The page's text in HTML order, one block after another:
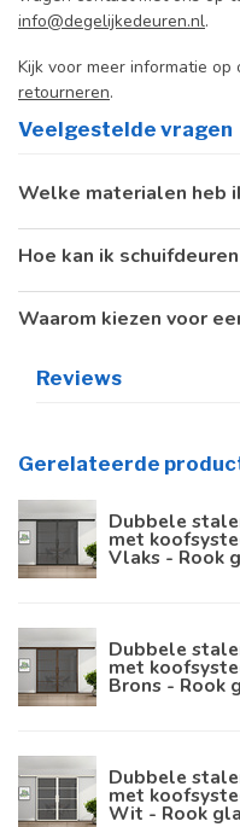
info@degelijkedeuren.nl.
Kijk voor meer informatie op
retourneren.
Veelgestelde vragen
Welke materialen heb
Hoe kan ik
Waarom kiezen voor
Reviews
Gerelateerde
Dubbele
met
Vlaks - Rook
Dubbele
met
Brons - Rook
Dubbele
met
Wit - Rook